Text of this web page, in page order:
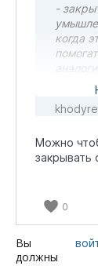
-
когда
-
Можно
закрывать
0
Вы
должны